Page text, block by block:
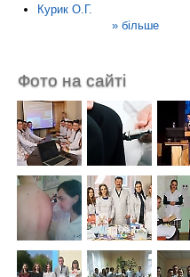
Курик О.Г.
» більше
Фото на сайті